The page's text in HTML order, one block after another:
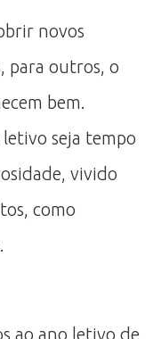
novos
para outros, o
bem.
seja tempo
vivido
como
ao ano letivo de